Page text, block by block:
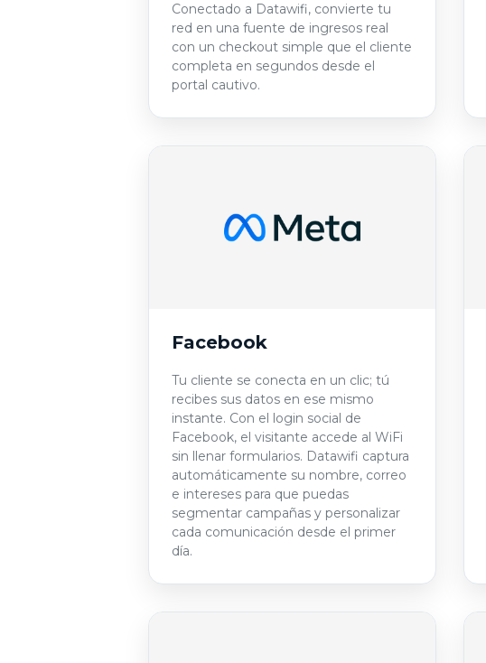
Conectado a Datawifi, convierte tu
red en una fuente de ingresos real
con un checkout simple que el cliente
completa en segundos desde el
portal cautivo.
Facebook
Tu cliente se conecta en un clic; tú
recibes sus datos en ese mismo
instante. Con el login social de
Facebook, el visitante accede al WiFi
sin llenar formularios. Datawifi captura
automáticamente su nombre, correo
e intereses para que puedas
segmentar campañas y personalizar
cada comunicación desde el primer
día.